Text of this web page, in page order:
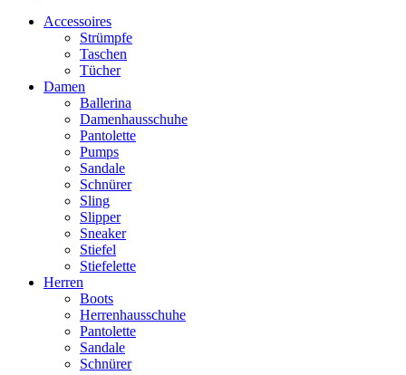
Accessoires
Strümpfe
Taschen
Tücher
Damen
Ballerina
Damenhausschuhe
Pantolette
Pumps
Sandale
Schnürer
Sling
Slipper
Sneaker
Stiefel
Stiefelette
Herren
Boots
Herrenhausschuhe
Pantolette
Sandale
Schnürer